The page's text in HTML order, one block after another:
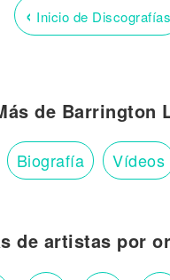
‹ Inicio de Discografías
de Barrington
Biografía Vídeos
de artistas por